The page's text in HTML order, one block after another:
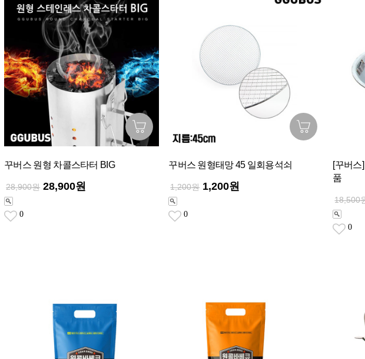
꾸버스 원형 차콜스타터 BIG
28,900원 28,900원
0
꾸버스 원형태망 45 일회용석쇠
1,200원 1,200원
0
[꾸버스
품
18,500
0